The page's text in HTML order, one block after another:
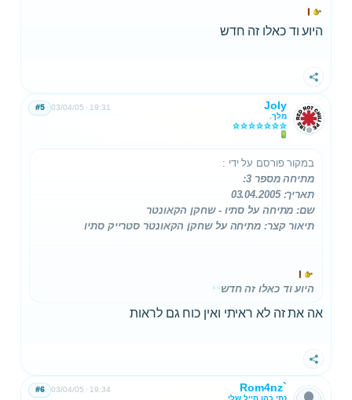
היוע וד כאלו זה חדש
שתף
Joly
מלך.
03/04/05 19:31
#5
במקור פורסם על ידי :
מתיחה מספר 3:
תאריך: 03.04.2005
שם: מתיחה על סתיו - שחקן הקאונטר
תיאור קצר: מתיחה על שחקן הקאונטר סטרייק סתיו
היוע וד כאלו זה חדש
אה את זה לא ראיתי ואין כוח גם לראות
שתף
Rom4nz`
נתי כהן חייל שלי
03/04/05 19:34
#6